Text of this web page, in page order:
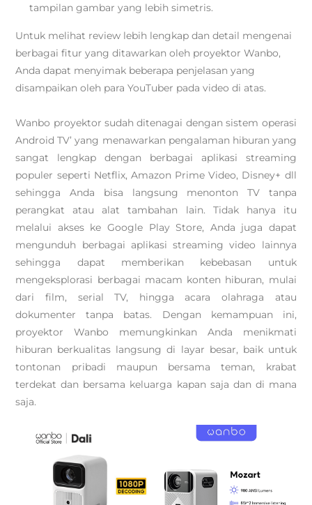
tampilan gambar yang lebih simetris.
Untuk melihat review lebih lengkap dan detail mengenai
berbagai fitur yang ditawarkan oleh proyektor Wanbo,
Anda dapat menyimak beberapa penjelasan yang
disampaikan oleh para YouTuber pada video di atas.
Wanbo proyektor sudah ditenagai dengan sistem operasi
Android TV’ yang menawarkan pengalaman hiburan yang
sangat lengkap dengan berbagai aplikasi streaming
populer seperti Netflix, Amazon Prime Video, Disney+ dll
sehingga Anda bisa langsung menonton TV tanpa
perangkat atau alat tambahan lain. Tidak hanya itu
melalui akses ke Google Play Store, Anda juga dapat
mengunduh berbagai aplikasi streaming video lainnya
sehingga dapat memberikan kebebasan untuk
mengeksplorasi berbagai macam konten hiburan, mulai
dari film, serial TV, hingga acara olahraga atau
dokumenter tanpa batas. Dengan kemampuan ini,
proyektor Wanbo memungkinkan Anda menikmati
hiburan berkualitas langsung di layar besar, baik untuk
tontonan pribadi maupun bersama teman, krabat
terdekat dan bersama keluarga kapan saja dan di mana
saja.